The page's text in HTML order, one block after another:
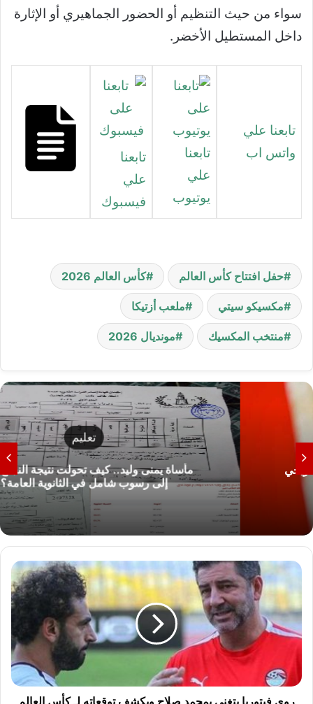
سواء من حيث التنظيم أو الحضور الجماهيري أو الإثارة
داخل المستطيل الأخضر.
تابعنا علي
واتس اب
تابعنا
علي
يوتيوب
تابعنا
علي
فيسبوك
حفل افتتاح كأس العالم كأس العالم 2026
مكسيكو سيتي ملعب أزتيكا
منتخب المكسيك مونديال 2026
تعليم
مأساة يمنى وليد.. كيف تحولت نتيجة النجاح 68%
إلى رسوب شامل في الثانوية العامة؟
ر
ف
ي
ت
و
ي